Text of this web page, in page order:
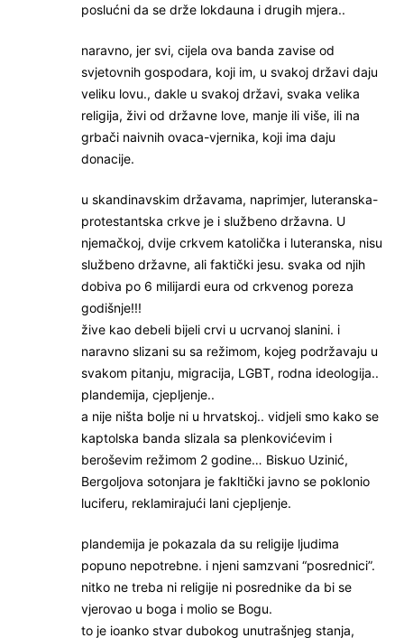
poslućni da se drže lokdauna i drugih mjera..
naravno, jer svi, cijela ova banda zavise od
svjetovnih gospodara, koji im, u svakoj državi daju
veliku lovu., dakle u svakoj državi, svaka velika
religija, živi od državne love, manje ili više, ili na
grbači naivnih ovaca-vjernika, koji ima daju
donacije.
u skandinavskim državama, naprimjer, luteranska-
protestantska crkve je i službeno državna. U
njemačkoj, dvije crkvem katolička i luteranska, nisu
službeno državne, ali faktički jesu. svaka od njih
dobiva po 6 milijardi eura od crkvenog poreza
godišnje!!!
žive kao debeli bijeli crvi u ucrvanoj slanini. i
naravno slizani su sa režimom, kojeg podržavaju u
svakom pitanju, migracija, LGBT, rodna ideologija..
plandemija, cjepljenje..
a nije ništa bolje ni u hrvatskoj.. vidjeli smo kako se
kaptolska banda slizala sa plenkovićevim i
beroševim režimom 2 godine… Biskuo Uzinić,
Bergoljova sotonjara je fakltički javno se poklonio
luciferu, reklamirajući lani cjepljenje.
plandemija je pokazala da su religije ljudima
popuno nepotrebne. i njeni samzvani “posrednici”.
nitko ne treba ni religije ni posrednike da bi se
vjerovao u boga i molio se Bogu.
to je ioanko stvar dubokog unutrašnjeg stanja,